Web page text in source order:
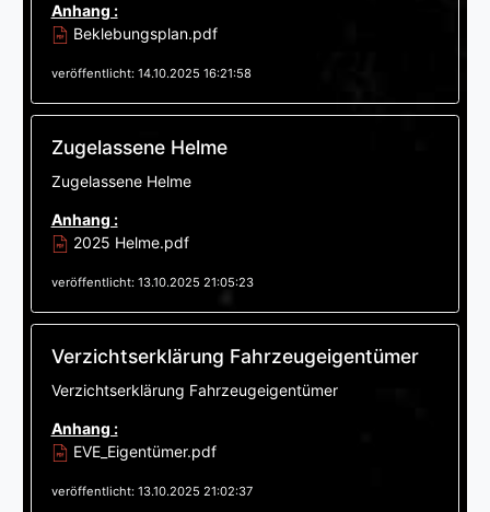
Anhang :
Beklebungsplan.pdf
veröffentlicht: 14.10.2025 16:21:58
Zugelassene Helme
Zugelassene Helme
Anhang :
2025 Helme.pdf
veröffentlicht: 13.10.2025 21:05:23
Verzichtserklärung Fahrzeugeigentümer
Verzichtserklärung Fahrzeugeigentümer
Anhang :
EVE_Eigentümer.pdf
veröffentlicht: 13.10.2025 21:02:37